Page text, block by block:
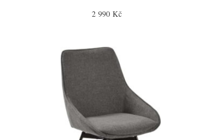
2 990 Kč